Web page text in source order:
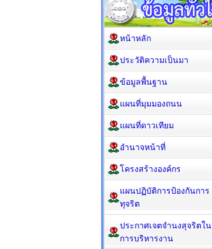
หน้าหลัก
ประวัติความเป็นมา
ข้อมูลพื้นฐาน
แผนที่มุมมองถนน
แผนที่ดาวเทียม
อำนาจหน้าที่
โครงสร้างองค์กร
แผนปฏิบัติการป้องกันการ
ทุจริต
ประกาศเจตจำนงสุจริตใน
การบริหารงาน